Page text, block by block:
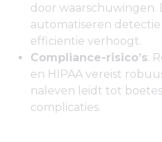
door waarschuwingen.
automatiseren
efficiëntie verhoogt.
Compliance-risico’s:
en HIPAA vereist
naleven leidt tot
complicaties.